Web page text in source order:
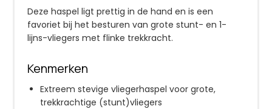
Deze haspel ligt prettig in de hand en is een
favoriet bij het besturen van grote stunt- en 1-
lijns-vliegers met flinke trekkracht.
Kenmerken
Extreem stevige vliegerhaspel voor grote,
trekkrachtige (stunt)vliegers